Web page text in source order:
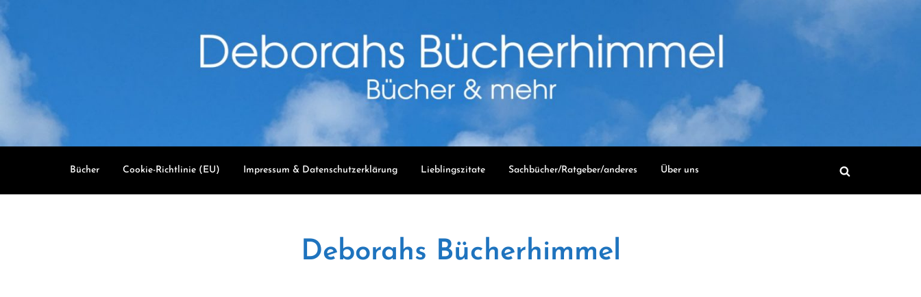
content
Bücher Cookie-Richtlinie (EU) Impressum & Datenschutzerklärung Lieblingszitate Sachbücher/Ratgeber/anderes Über uns
Deborahs Bücherhimmel